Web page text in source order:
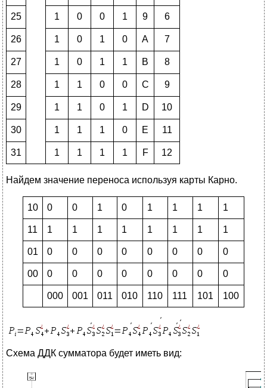
25 1 0 0 1 9 6
26 1 0 1 0 A 7
27 1 0 1 1 B 8
28 1 1 0 0 C 9
29 1 1 0 1 D 10
30 1 1 1 0 E 11
31 1 1 1 1 F 12
Найдем значение переноса используя карты Карно.
10 0 0 1 0 1 1 1 1
11 1 1 1 1 1 1 1 1
01 0 0 0 0 0 0 0 0
00 0 0 0 0 0 0 0 0
000 001 011 010 110 111 101 100
Схема ДДК сумматора будет иметь вид: